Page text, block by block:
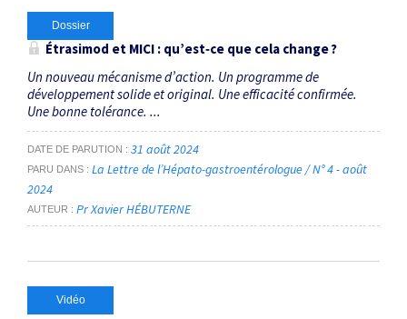
Dossier
Étrasimod et MICI : qu’est‑ce que cela change ?
Un nouveau mécanisme d’action. Un programme de
développement solide et original. Une efficacité confirmée.
Une bonne tolérance. ...
DATE DE PARUTION 31 août 2024
PARU DANS
La Lettre de l’Hépato-gastroentérologue / N° 4 - août
2024
AUTEUR Pr Xavier HÉBUTERNE
Vidéo